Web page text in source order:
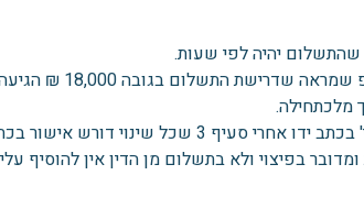
יהיה לפי שעות.
חיזק את טענתו על
שינוי דורש אישור בכתב מהיזם.
בפיצוי ולא בתשלום מן הדין אין להוסיף